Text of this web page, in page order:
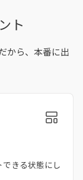
ト
から、本番に出
きる状態にし